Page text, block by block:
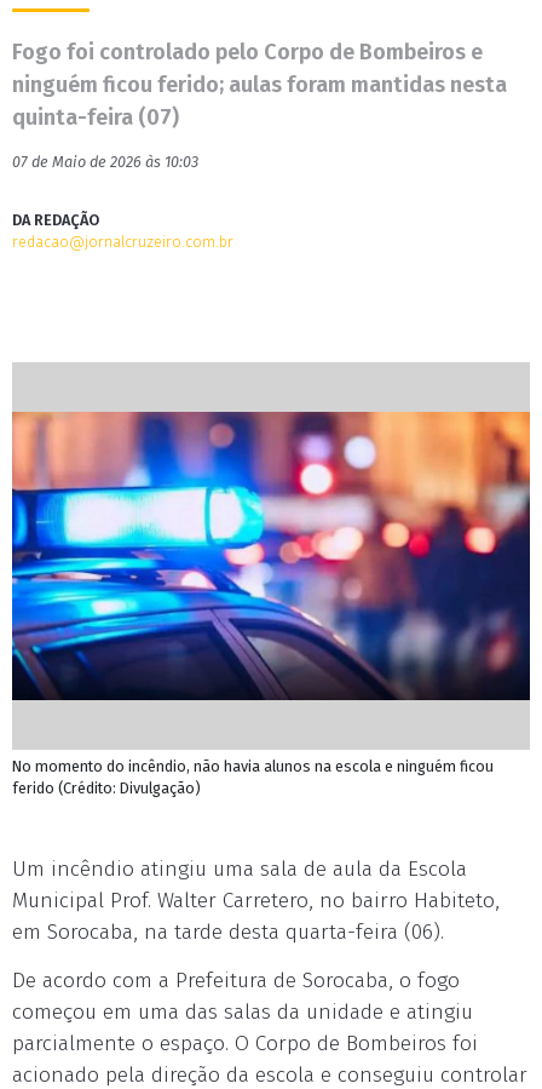
Fogo foi controlado pelo Corpo de Bombeiros e
ninguém ficou ferido; aulas foram mantidas nesta
quinta-feira (07)
07 de Maio de 2026 às 10:03
DA REDAÇÃO
redacao@jornalcruzeiro.com.br
No momento do incêndio, não havia alunos na escola e ninguém ficou
ferido (Crédito: Divulgação)
Um incêndio atingiu uma sala de aula da Escola
Municipal Prof. Walter Carretero, no bairro Habiteto,
em Sorocaba, na tarde desta quarta-feira (06).
De acordo com a Prefeitura de Sorocaba, o fogo
começou em uma das salas da unidade e atingiu
parcialmente o espaço. O Corpo de Bombeiros foi
acionado pela direção da escola e conseguiu controlar